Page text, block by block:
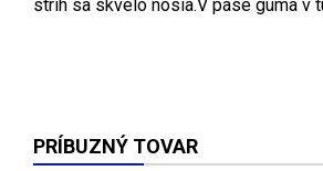
strih sa skvelo nosia.V páse guma v
PRÍBUZNÝ TOVAR